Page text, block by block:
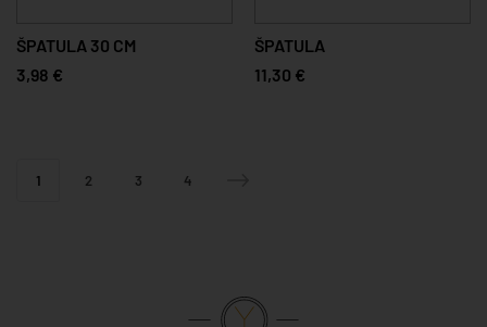
ŠPATULA 30 CM
3,98 €
ŠPATULA
11,30 €
1 2 3 4